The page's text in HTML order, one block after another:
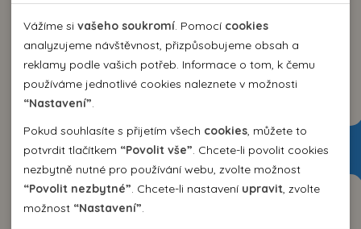
Vážíme si vašeho soukromí . Pomocí cookies
analyzujeme návštěvnost, přizpůsobujeme obsah a
reklamy podle vašich potřeb. Informace o tom, k čemu
používáme jednotlivé cookies naleznete v možnosti
“Nastavení”
Pokud souhlasíte s přijetím všech cookies , můžete to
potvrdit tlačítkem “Povolit vše” . Chcete-li povolit cookies
nezbytně nutné pro používání webu, zvolte možnost
“Povolit nezbytné” . Chcete-li nastavení upravit , zvolte
možnost “Nastavení”
Nutné cookies pomáhají, aby byla webová stránka
použitelná tak, že umožní základní funkce jako navigace
stránky a přístup k zabezpečeným sekcím webové stránky.
Webová stránka nemůže správně fungovat bez těchto
cookies.
Analytické cookies
Pomocí analytických cookies můžeme měřit návštěvnost
našeho webu, zdroje návštěv, výkon reklam a také jejich
dosah. Takto získaná data zpracováváme anonymně bez
Personální cookies
Personalizační soubory cookies nám umožňují přizpůsobit